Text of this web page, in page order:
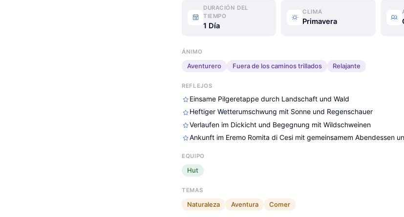
DURACIÓN DEL
TIEMPO
1 Día
CLIMA
Primavera
ÁNIMO
Aventurero Fuera de los caminos trillados Relajante
REFLEJOS
Einsame Pilgeretappe durch Landschaft und Wald
Heftiger Wetterumschwung mit Sonne und Regenschauer
Verlaufen im Dickicht und Begegnung mit Wildschweinen
Ankunft im Eremo Romita di Cesi mit gemeinsamem Abendessen
EQUIPO
Hut
TEMAS
Naturaleza Aventura Comer